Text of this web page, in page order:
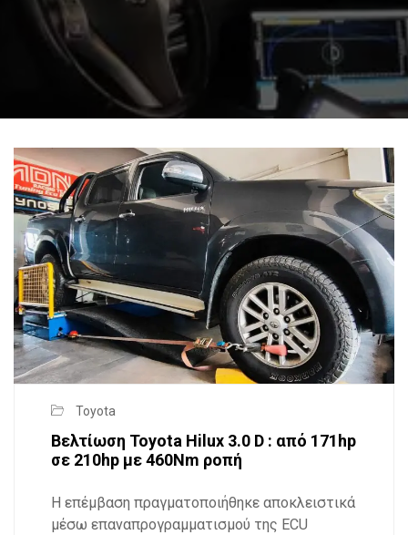
Toyota
Βελτίωση Toyota Hilux 3.0 D : από 171hp
σε 210hp με 460Nm ροπή
Η επέμβαση πραγματοποιήθηκε αποκλειστικά
μέσω επαναπρογραμματισμού της ECU